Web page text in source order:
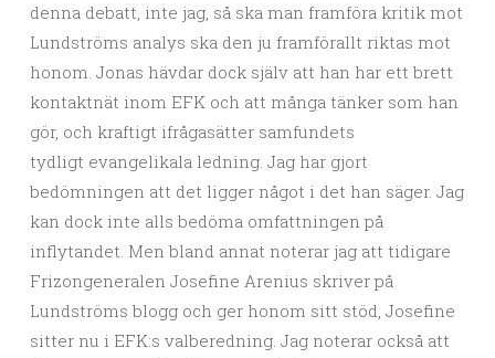
denna debatt, inte jag, så ska man framföra kritik mot
Lundströms analys ska den ju framförallt riktas mot
honom. Jonas hävdar dock själv att han har ett brett
kontaktnät inom EFK och att många tänker som han
gör, och kraftigt ifrågasätter samfundets
tydligt evangelikala ledning. Jag har gjort
bedömningen att det ligger något i det han säger. Jag
kan dock inte alls bedöma omfattningen på
inflytandet. Men bland annat noterar jag att tidigare
Frizongeneralen Josefine Arenius skriver på
Lundströms blogg och ger honom sitt stöd, Josefine
sitter nu i EFK:s valberedning. Jag noterar också att